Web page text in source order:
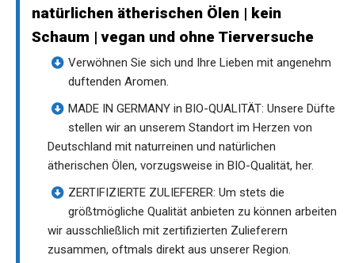
natürlichen ätherischen Ölen | kein
Schaum | vegan und ohne Tierversuche
Verwöhnen Sie sich und Ihre Lieben mit angenehm
duftenden Aromen.
MADE IN GERMANY in BIO-QUALITÄT: Unsere Düfte
stellen wir an unserem Standort im Herzen von
Deutschland mit naturreinen und natürlichen
ätherischen Ölen, vorzugsweise in BIO-Qualität, her.
ZERTIFIZIERTE ZULIEFERER: Um stets die
größtmögliche Qualität anbieten zu können arbeiten
wir ausschließlich mit zertifizierten Zulieferern
zusammen, oftmals direkt aus unserer Region.